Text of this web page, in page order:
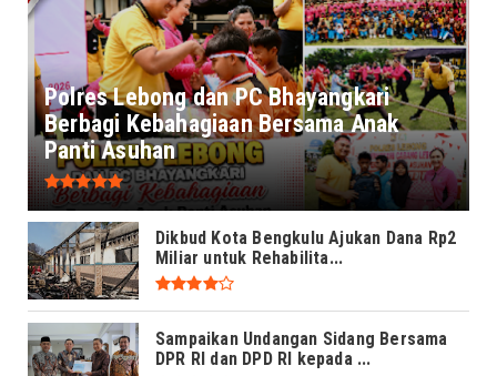
Polres Lebong dan PC Bhayangkari
Berbagi Kebahagiaan Bersama Anak
Panti Asuhan
Dikbud Kota Bengkulu Ajukan Dana Rp2
Miliar untuk Rehabilita...
Sampaikan Undangan Sidang Bersama
DPR RI dan DPD RI kepada ...